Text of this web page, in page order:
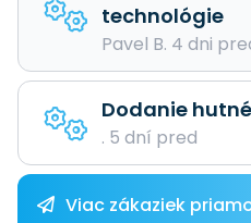
technológie
Pavel B. 4 dni
Dodanie
. 5 dní pred
Viac zákaziek